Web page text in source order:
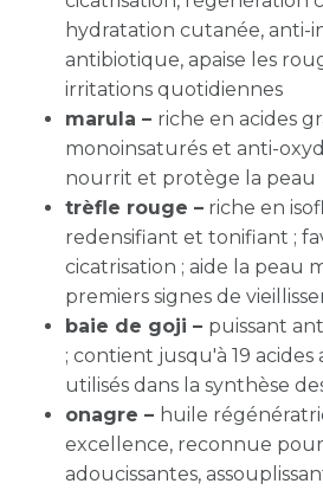
hydratation cutanée, anti-
antibiotique, apaise les
irritations quotidiennes
marula – riche en acides
monoinsaturés et anti-
nourrit et protège la peau
trèfle rouge – riche en
redensifiant et tonifiant ;
cicatrisation ; aide la peau
premiers signes de
baie de goji – puissant
; contient jusqu'à 19
utilisés dans la synthèse
onagre – huile
excellence, reconnue
adoucissantes,